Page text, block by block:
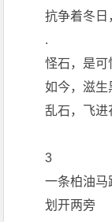
抗争着冬日，
.
怪石，是可
如今，滋生
乱石，飞进花
3
一条柏油马
划开两旁